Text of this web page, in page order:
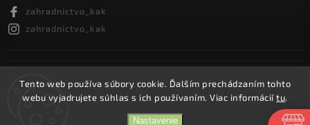
Tento web používa súbory cookie. Ďalším prechádzaním tohto
webu vyjadrujete súhlas s ich používaním. Viac informáciítu.
Nastavenie
zahradnictvo_kak
zahradnictvo_kak
FACEBOOK